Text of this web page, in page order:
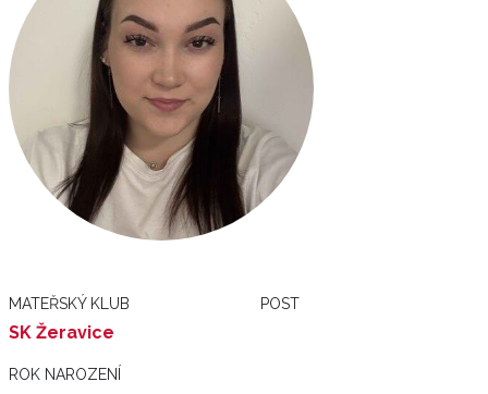
MATEŘSKÝ KLUB
SK Žeravice
POST
ROK NAROZENÍ